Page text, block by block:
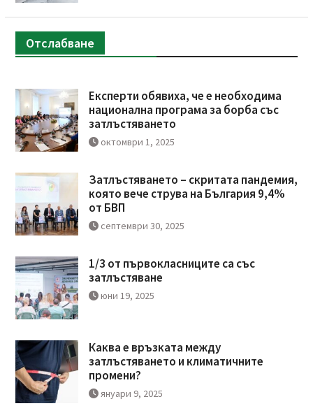
Отслабване
Експерти обявиха, че е необходима
национална програма за борба със
затлъстяването
октомври 1, 2025
Затлъстяването – скритата пандемия,
която вече струва на България 9,4%
от БВП
септември 30, 2025
1/3 от първокласниците са със
затлъстяване
юни 19, 2025
Каква е връзката между
затлъстяването и климатичните
промени?
януари 9, 2025